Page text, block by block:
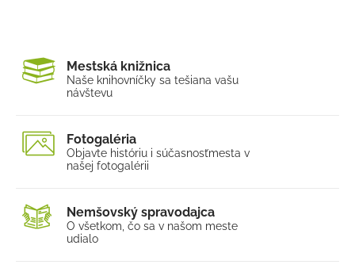
Územný plán mesta
Mapový portál
Mestský rozhlas
Verejno-prospešné služby
Fotogaléria
Mestská knižnica
Naše knihovníčky sa tešiana vašu
návštevu
Fotogaléria
Objavte históriu i súčasnosťmesta v
našej fotogalérii
Nemšovský spravodajca
O všetkom, čo sa v našom meste
udialo